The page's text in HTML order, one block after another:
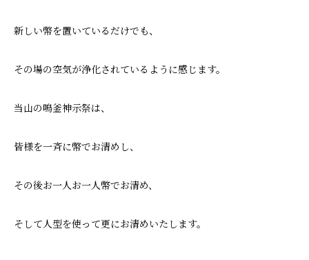
新しい幣を置いているだけでも、
その場の空気が浄化されているように感じます。
当山の鳴釜神示祭は、
皆様を一斉に幣でお清めし、
その後お一人お一人幣でお清め、
そして人型を使って更にお清めいたします。